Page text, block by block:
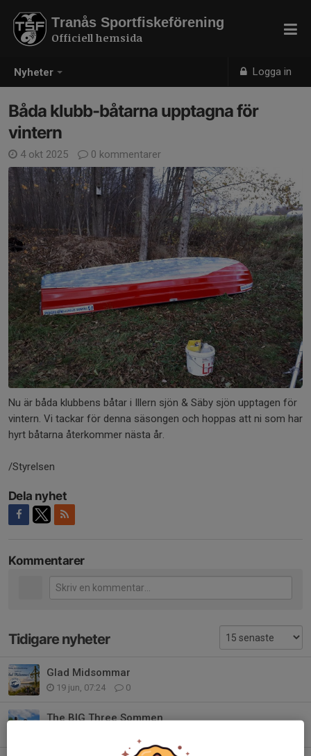
Nyheter Logga in
Tranås Sportfiskeförening
Officiell hemsida
Båda klubb-båtarna upptagna för
vintern
4 okt 2025 0 kommentarer
Nu är båda klubbens båtar i Illern sjön & Säby sjön upptagen för
vintern. Vi tackar för denna säsongen och hoppas att ni som har
hyrt båtarna återkommer nästa år.
/Styrelsen
Dela nyhet
Kommentarer
Tidigare nyheter
Glad Midsommar
19 jun, 07:24 0
The BIG Three Sommen